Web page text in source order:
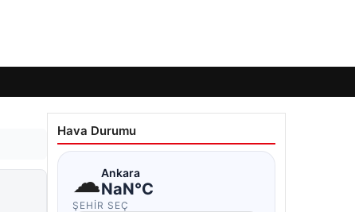
Hava Durumu
☁Ankara
NaN°C
ŞEHIR SEÇ